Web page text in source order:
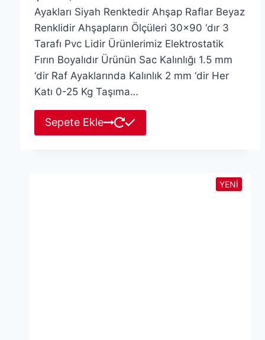
Ayakları Siyah Renktedir Ahşap Raflar Beyaz
Renklidir Ahşapların Ölçüleri 30×90 ‘dır 3
Tarafı Pvc Lidir Ürünlerimiz Elektrostatik
Fırın Boyalıdır Ürünün Sac Kalınlığı 1.5 mm
‘dir Raf Ayaklarında Kalınlık 2 mm ‘dir Her
Katı 0-25 Kg Taşıma…
Sepete Ekle
YENİ